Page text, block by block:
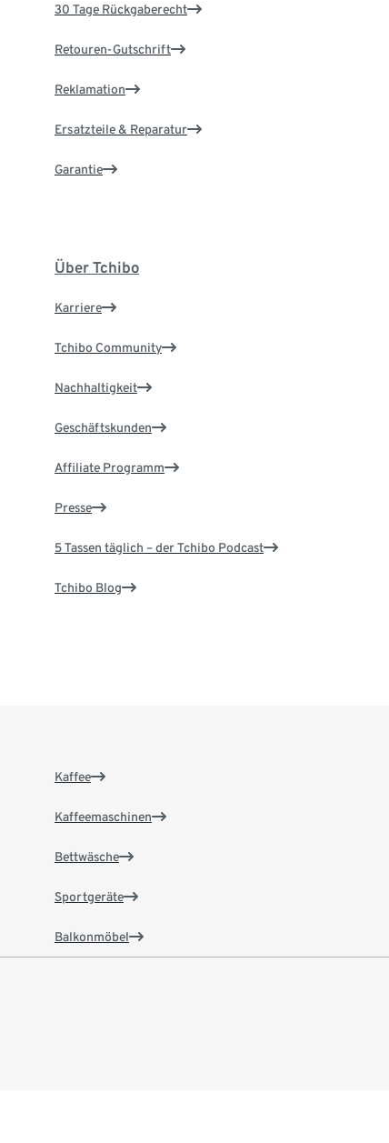
30 Tage Rückgaberecht
Retouren-Gutschrift
Reklamation
Ersatzteile & Reparatur
Garantie
Über Tchibo
Karriere
Tchibo Community
Nachhaltigkeit
Geschäftskunden
Affiliate Programm
Presse
5 Tassen täglich – der Tchibo Podcast
Tchibo Blog
Kaffee
Kaffeemaschinen
Bettwäsche
Sportgeräte
Balkonmöbel